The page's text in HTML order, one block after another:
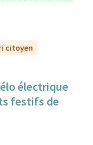
citoyen
électrique
festifs de